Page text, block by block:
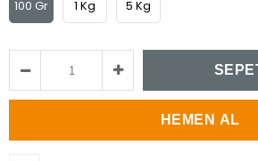
100 Gr 1 Kg 5 Kg